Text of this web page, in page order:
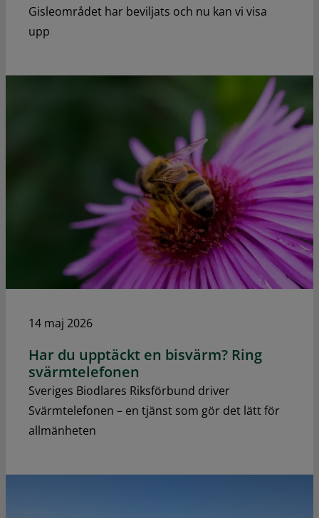
Gisleområdet har beviljats och nu kan vi visa
upp
14 maj 2026
Har du upptäckt en bisvärm? Ring
svärmtelefonen
Sveriges Biodlares Riksförbund driver
Svärmtelefonen – en tjänst som gör det lätt för
allmänheten